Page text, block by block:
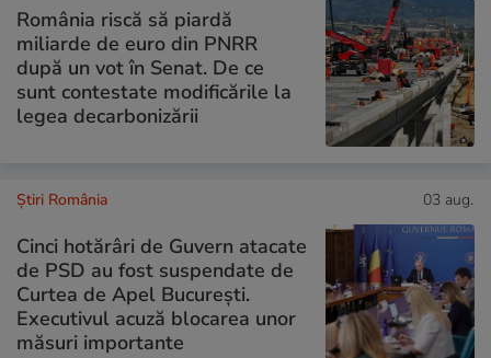
România riscă să piardă
miliarde de euro din PNRR
după un vot în Senat. De ce
sunt contestate modificările la
legea decarbonizării
Știri România 03 aug.
Cinci hotărâri de Guvern atacate
de PSD au fost suspendate de
Curtea de Apel București.
Executivul acuză blocarea unor
măsuri importante